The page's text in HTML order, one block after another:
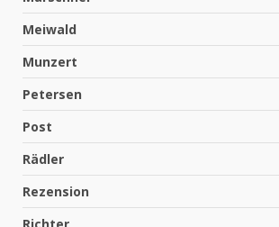
Meiwald
Munzert
Petersen
Post
Rädler
Rezension